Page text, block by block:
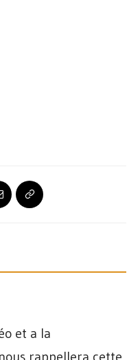
et a la
rappellera cette